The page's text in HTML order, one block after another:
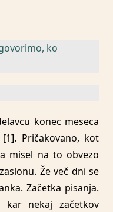
ko
konec meseca
Pričakovano, kot
misel na to obvezo
Že več dni se
Začetka pisanja.
kar nekaj začetkov